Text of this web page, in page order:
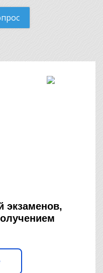
экзаменов,